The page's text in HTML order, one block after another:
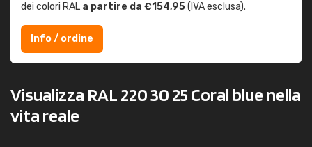
dei colori RAL a partire da €154,95(IVA esclusa).
Info / ordine
Visualizza RAL 220 30 25 Coral blue nella
vita reale